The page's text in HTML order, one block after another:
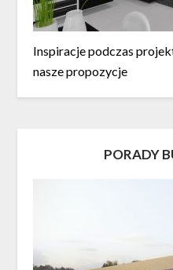
Inspiracje podczas
nasze propozycje
PORADY